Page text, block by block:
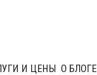
И ЦЕНЫ О БЛОГЕ